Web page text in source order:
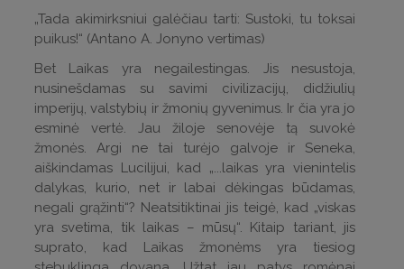
„Tada akimirksniui galėčiau tarti: Sustoki, tu toksai
puikus!“ (Antano A. Jonyno vertimas)
Bet Laikas yra negailestingas. Jis nesustoja,
nusinešdamas su savimi civilizacijų, didžiulių
imperijų, valstybių ir žmonių gyvenimus. Ir čia yra jo
esminė vertė. Jau žiloje senovėje tą suvokė
žmonės. Argi ne tai turėjo galvoje ir Seneka,
aiškindamas Lucilijui, kad „...laikas yra vienintelis
dalykas, kurio, net ir labai dėkingas būdamas,
negali grąžinti“? Neatsitiktinai jis teigė, kad „viskas
yra svetima, tik laikas – mūsų“. Kitaip tariant, jis
suprato, kad Laikas žmonėms yra tiesiog